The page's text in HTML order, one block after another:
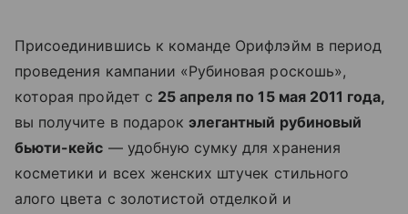
Присоединившись к команде Орифлэйм в период
проведения кампании «Рубиновая роскошь»,
которая пройдет с 25 апреля по 15 мая 2011 года,
вы получите в подарокэлегантный рубиновый
бьюти-кейс — удобную сумку для хранения
косметики и всех женских штучек стильного
алого цвета с золотистой отделкой и